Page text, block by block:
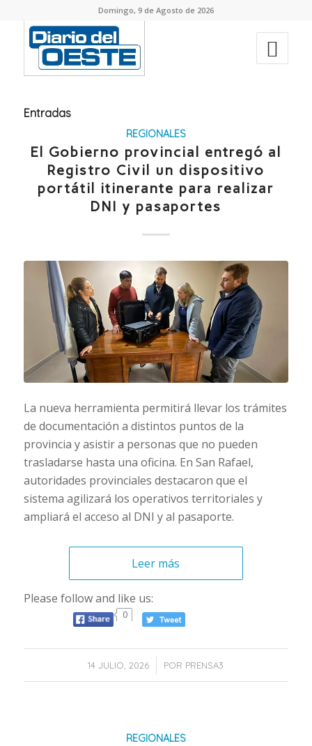
Domingo, 9 de Agosto de 2026
Entradas
REGIONALES
El Gobierno provincial entregó al
Registro Civil un dispositivo
portátil itinerante para realizar
DNI y pasaportes
La nueva herramienta permitirá llevar los trámites
de documentación a distintos puntos de la
provincia y asistir a personas que no pueden
trasladarse hasta una oficina. En San Rafael,
autoridades provinciales destacaron que el
sistema agilizará los operativos territoriales y
ampliará el acceso al DNI y al pasaporte.
Leer más
Please follow and like us:
0
14 JULIO, 2026
/ POR PRENSA3
REGIONALES